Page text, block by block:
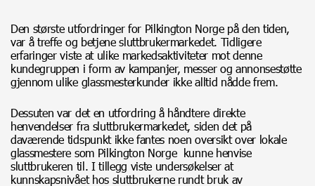
Den største utfordringer for Pilkington Norge på den tiden,
var å treffe og betjene sluttbrukermarkedet. Tidligere
erfaringer viste at ulike markedsaktiviteter mot denne
kundegruppen i form av kampanjer, messer og annonsestøtte
gjennom ulike glassmesterkunder ikke alltid nådde frem.
Dessuten var det en utfordring å håndtere direkte
henvendelser fra sluttbrukermarkedet, siden det på
daværende tidspunkt ikke fantes noen oversikt over lokale
glassmestere som Pilkington Norge kunne henvise
sluttbrukeren til. I tillegg viste undersøkelser at
kunnskapsnivået hos sluttbrukerne rundt bruk av